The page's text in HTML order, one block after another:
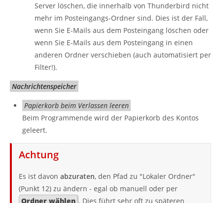
Server löschen, die innerhalb von Thunderbird nicht
mehr im Posteingangs-Ordner sind. Dies ist der Fall,
wenn Sie E-Mails aus dem Posteingang löschen oder
wenn Sie E-Mails aus dem Posteingang in einen
anderen Ordner verschieben (auch automatisiert per
Filter!).
Nachrichtenspeicher
Papierkorb beim Verlassen leeren
Beim Programmende wird der Papierkorb des Kontos
geleert.
Achtung
Es ist davon abzuraten, den Pfad zu "Lokaler Ordner"
(Punkt 12) zu ändern - egal ob manuell oder per
Ordner wählen . Dies führt sehr oft zu späteren